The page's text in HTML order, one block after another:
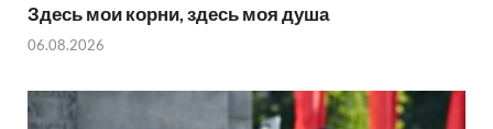
Здесь мои корни, здесь моя душа
06.08.2026